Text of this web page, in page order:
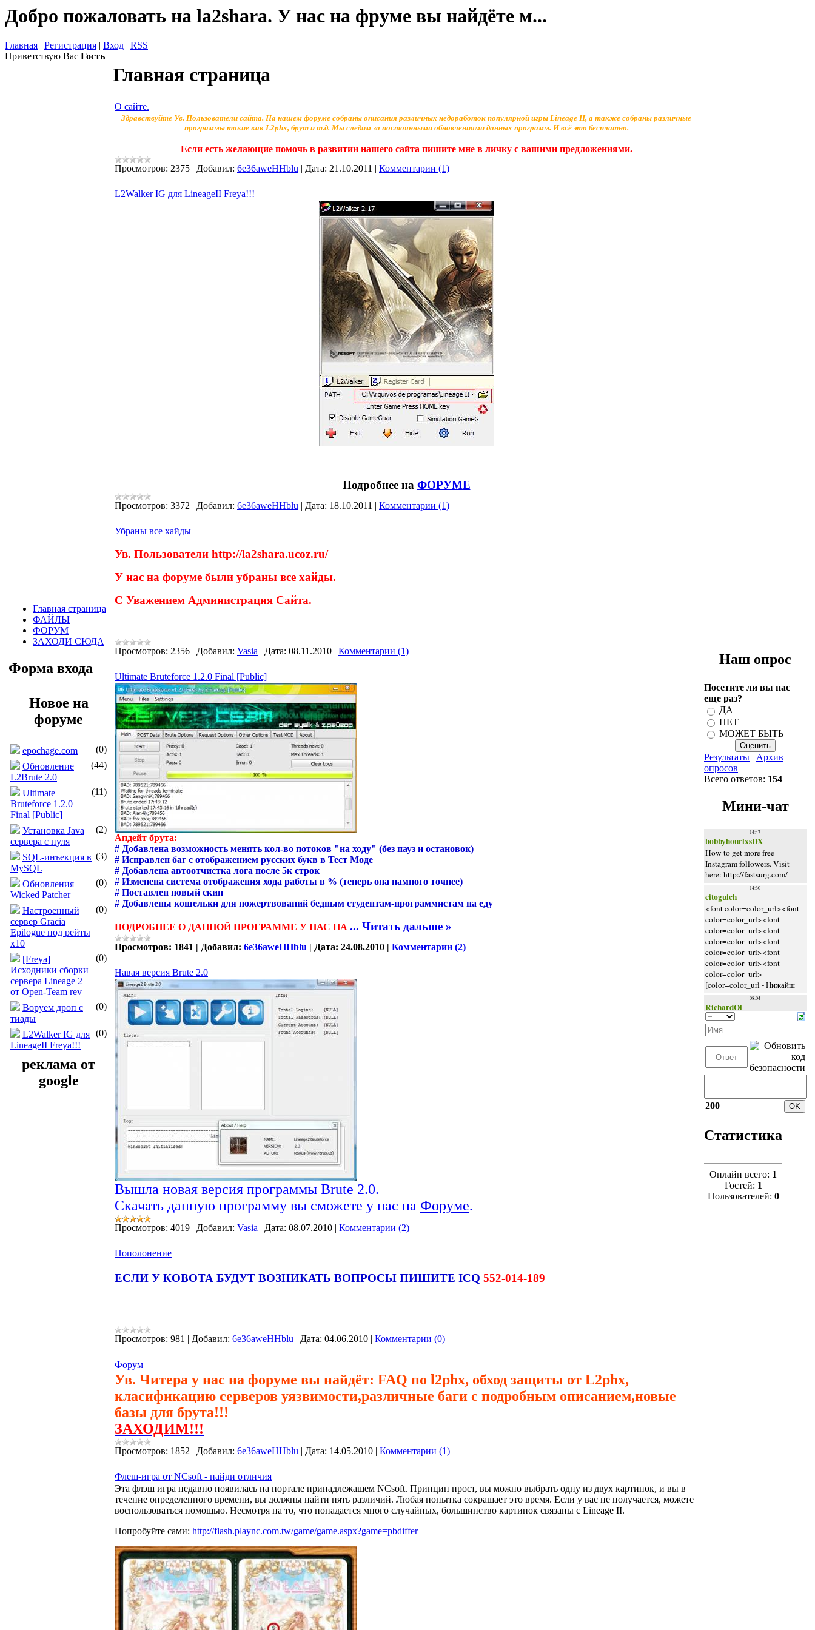
Добро пожаловать на la2shara. У нас на фруме вы найдёте м...
Главная | Регистрация | Вход | RSS
Приветствую Вас Гость
Главная страница
ФАЙЛЫ
ФОРУМ
ЗАХОДИ СЮДА
Форма входа
Новое на
форуме
epochage.com
(0)
Обновление
L2Brute 2.0
(44)
Ultimate
Bruteforce 1.2.0
Final [Public]
(11)
Установка Java
сервера с нуля
(2)
SQL-инъекция в
MySQL
(3)
Обновления
Wicked Patcher
(0)
Настроенный
сервер Gracia
Epilogue под рейты
x10
(0)
[Freya]
Исходники сборки
сервера Lineage 2
от Open-Team rev
(0)
Воруем дроп с
тиады
(0)
L2Walker IG для
LineageII Freya!!!
(0)
реклама от
google
Главная страница
О сайте.
Здравствуйте Ув. Пользователи сайта. На нашем форуме собраны описания различных недоработок популярной игры Lineage II, а также собраны различные
программы такие как L2phx, брут и т.д. Мы следим за постоянными обновлениями данных программ. И всё это бесплатно.
Если есть желающие помочь в развитии нашего сайта пишите мне в личку с вашими предложениями.
Просмотров: 2375 | Добавил: 6e36aweHHblu | Дата: 21.10.2011 | Комментарии (1)
L2Walker IG для LineageII Freya!!!
Подробнее на ФОРУМЕ
Просмотров: 3372 | Добавил: 6e36aweHHblu | Дата: 18.10.2011 | Комментарии (1)
Убраны все хайды
Ув. Пользователи http://la2shara.ucoz.ru/
У нас на форуме были убраны все хайды.
С Уважением Администрация Сайта.
Просмотров: 2356 | Добавил: Vasia | Дата: 08.11.2010 | Комментарии (1)
Ultimate Bruteforce 1.2.0 Final [Public]
Апдейт брута:
# Добавлена возможность менять кол-во потоков "на ходу" (без пауз и остановок)
# Исправлен баг с отображением русских букв в Тест Моде
# Добавлена автоотчистка лога после 5к строк
# Изменена система отображения хода работы в % (теперь она намного точнее)
# Поставлен новый скин
# Добавлены кошельки для пожертвований бедным студентам-программистам на еду
ПОДРОБНЕЕ О ДАННОЙ ПРОГРАММЕ У НАС НА ... Читать дальше »
Просмотров: 1841 | Добавил: 6e36aweHHblu | Дата: 24.08.2010 | Комментарии (2)
Навая версия Brute 2.0
Вышла новая версия программы Brute 2.0.
Скачать данную программу вы сможете у нас на Форуме.
Просмотров: 4019 | Добавил: Vasia | Дата: 08.07.2010 | Комментарии (2)
Пополонение
ЕСЛИ У КОВОТА БУДУТ ВОЗНИКАТЬ ВОПРОСЫ ПИШИТЕ ICQ 552-014-189
Просмотров: 981 | Добавил: 6e36aweHHblu | Дата: 04.06.2010 | Комментарии (0)
Форум
Ув. Читера у нас на форуме вы найдёт: FAQ по l2phx, обход защиты от L2phx,
класификацию серверов уязвимости,различные баги с подробным описанием,новые
базы для брута!!!
ЗАХОДИМ!!!
Просмотров: 1852 | Добавил: 6e36aweHHblu | Дата: 14.05.2010 | Комментарии (1)
Флеш-игра от NCsoft - найди отличия
Эта флэш игра недавно появилась на портале принадлежащем NCsoft. Принцип прост, вы можно выбрать одну из двух картинок, и вы в
течение определенного времени, вы должны найти пять различий. Любая попытка сокращает это время. Если у вас не получается, можете
воспользоваться помощью. Несмотря на то, что попадается много случайных, большинство картинок связаны с Lineage II.
Попробуйте сами: http://flash.plaync.com.tw/game/game.aspx?game=pbdiffer
Наш опрос
Посетите ли вы нас
еще раз?
ДА
НЕТ
МОЖЕТ БЫТЬ
Результаты | Архив
опросов
Всего ответов: 154
Мини-чат
200
Статистика
Онлайн всего: 1
Гостей: 1
Пользователей: 0